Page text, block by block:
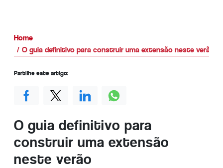
Home
O guia definitivo para construir uma extensão neste verão
O guia definitivo para
construir uma extensão
neste verão
Partilhe este artigo: